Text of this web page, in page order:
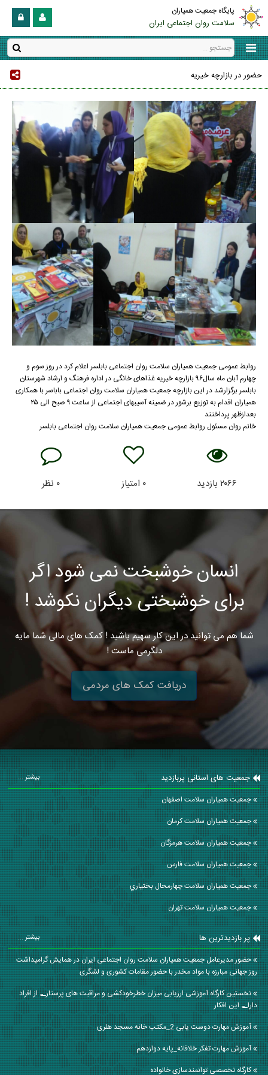
پایگاه جمعیت همیاران
سلامت روان اجتماعی ایران
حضور در بازارچه خیریه
روابط عمومی جمعیت همیاران سلامت روان اجتماعی بابلسر اعلام کرد در روز سوم و
چهارم آبان ماه سال۹۶ بازارچه خیریه غذاهای خانگی در اداره فرهنگ و ارشاد شهرستان
بابلسر برگزارشد در این بازارچه جمعیت همیاران سلامت روان اجتماعی باباسر با همکاری
همیاران اقدام به توزیع برشور در ضمینه آسیبهای اجتماعی از ساعت ۹ صبح الی ۲۵
بعدازظهر پرداختند
خانم روان مسئول روابط عمومی جمعیت همیاران سلامت روان اجتماعی بابلسر
۲۰۶۶بازدید ۰ امتیاز ۰ نظر
انسان خوشبخت نمی شود اگر
برای خوشبختی دیگران نکوشد !
شما هم می توانید در این کار سهیم باشید ! کمک های مالی شما مایه
دلگرمی ماست !
دریافت کمک های مردمی
جمعیت های استانی پربازدید بیشتر ...
جمعیت همیاران سلامت اصفهان
جمعیت همیاران سلامت كرمان
جمعیت همیاران سلامت هرمزگان
جمعیت همیاران سلامت فارس
جمعیت همیاران سلامت چهارمحال بختياري
جمعیت همیاران سلامت تهران
پر بازدیدترین ها بیشتر ...
حضور مدیرعامل جمعیت همیاران سلامت روان اجتماعی ایران در همایش گرامیداشت
روز جهانی مبارزه با مواد مخدر با حضور مقامات کشوری و لشگری
نخستین کارگاه آموزشی ارزیابی میزان خطرخودکشی و مراقبت ھای پرستارے از افراد
داراے این افکار
آموزش مهارت دوست یابی 2_مکتب خانه مسجد هلری
آموزش مهارت تفکر خلاقانه_پایه دوازدهم
کارگاه تخصصی توانمندسازی خانواده